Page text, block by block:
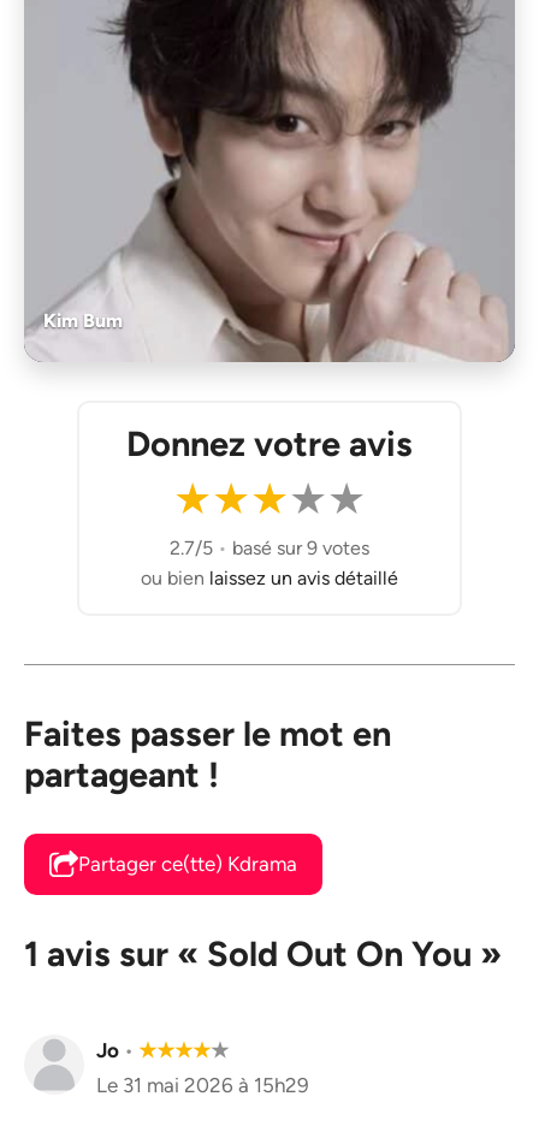
Kim Bum
Donnez votre avis
★★★★★
2.7/5 • basé sur 9 votes
ou bien laissez un avis détaillé
Faites passer le mot en
partageant !
Partager ce(tte) Kdrama
1 avis sur « Sold Out On You »
Jo • ★★★★★
Le 31 mai 2026 à 15h29